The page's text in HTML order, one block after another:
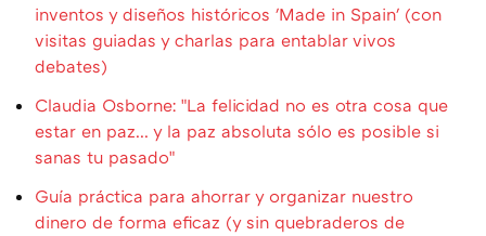
inventos y diseños históricos 'Made in Spain' (con
visitas guiadas y charlas para entablar vivos
debates)
Claudia Osborne: "La felicidad no es otra cosa que
estar en paz... y la paz absoluta sólo es posible si
sanas tu pasado"
Guía práctica para ahorrar y organizar nuestro
dinero de forma eficaz (y sin quebraderos de